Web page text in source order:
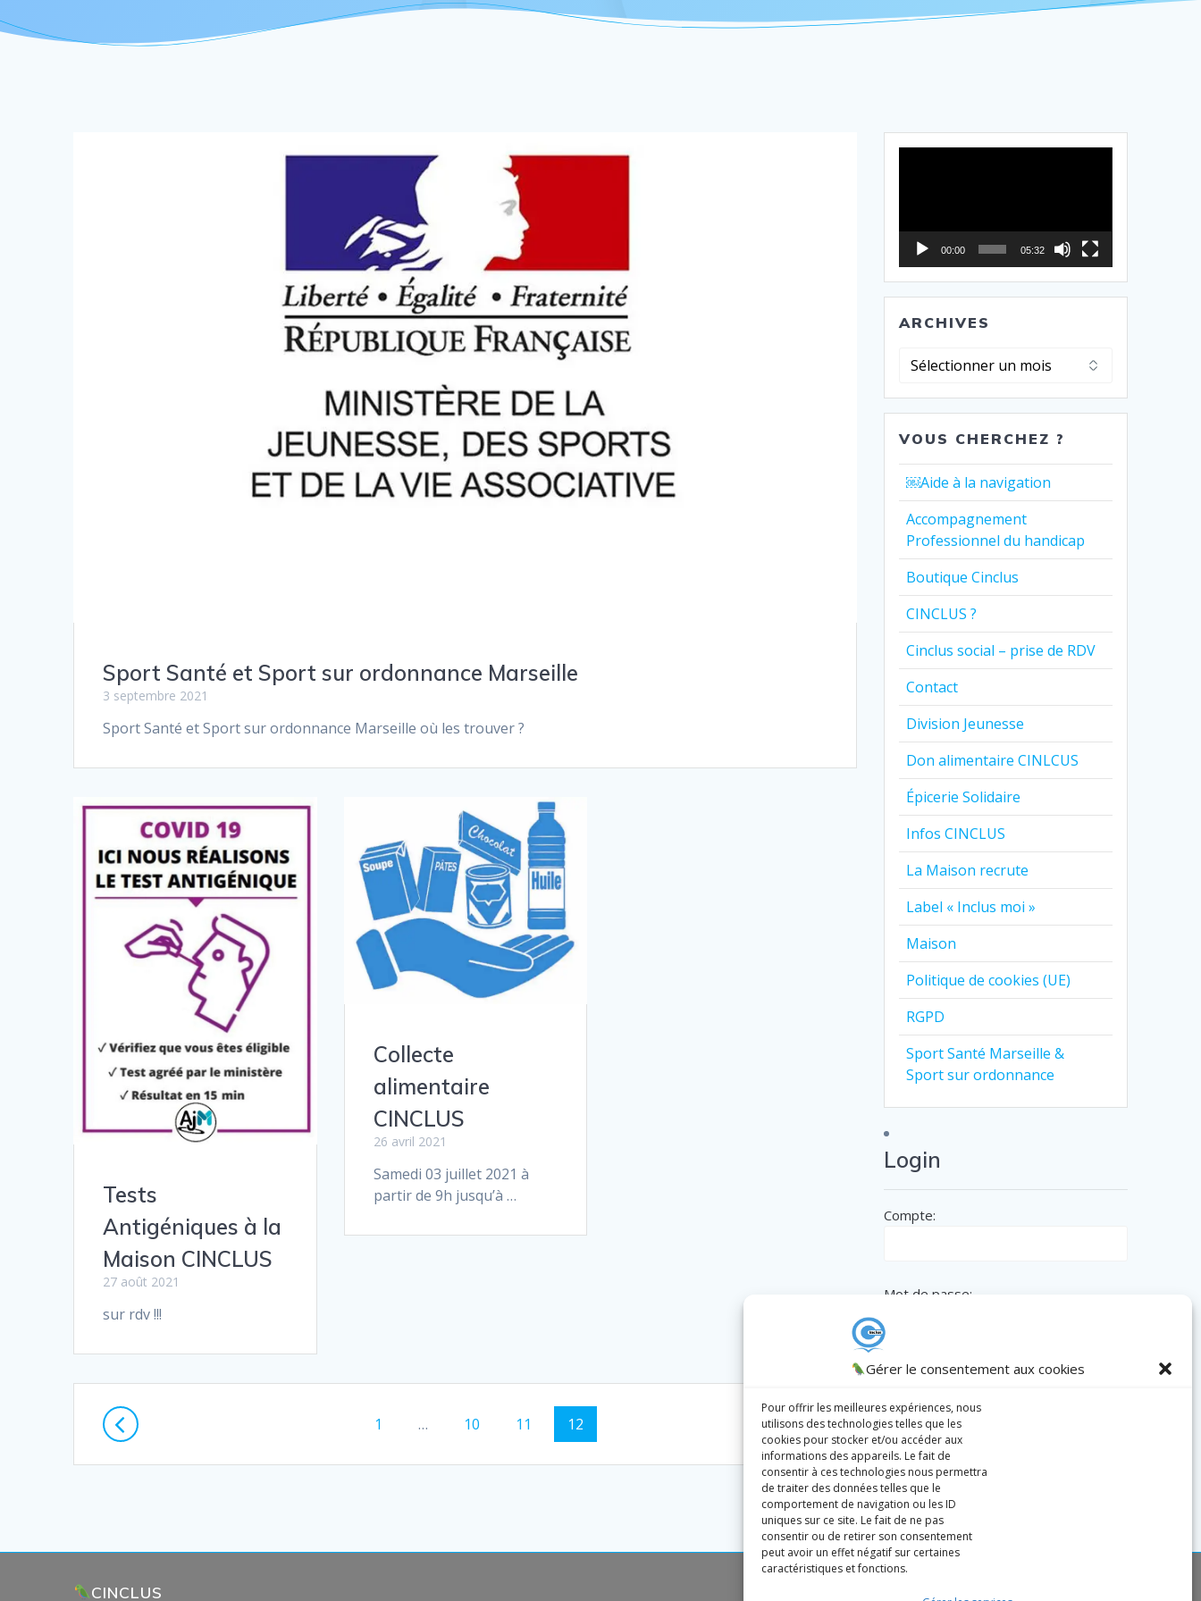
Gérer le consentement aux cookies
Pour offrir les meilleures expériences, nous
utilisons des technologies telles que les
cookies pour stocker et/ou accéder aux
informations des appareils. Le fait de
consentir à ces technologies nous permettra
de traiter des données telles que le
comportement de navigation ou les ID
uniques sur ce site. Le fait de ne pas
consentir ou de retirer son consentement
peut avoir un effet négatif sur certaines
caractéristiques et fonctions.
Sport Santé et Sport sur ordonnance Marseille
3 septembre 2021
Sport Santé et Sport sur ordonnance Marseille où les trouver ?
Tests
Antigéniques à la
Maison CINCLUS
27 août 2021
sur rdv !!!
Collecte
alimentaire
CINCLUS
26 avril 2021
Samedi 03 juillet 2021 à
partir de 9h jusqu’à …
Posts
navigation
Page
1 … Page
10 Page
11 Page
12
00:00 05:32
ARCHIVES
Archives
VOUS CHERCHEZ ?
￼Aide à la navigation
Accompagnement
Professionnel du handicap
Boutique Cinclus
CINCLUS ?
Cinclus social – prise de RDV
Contact
Division Jeunesse
Don alimentaire CINLCUS
Épicerie Solidaire
Infos CINCLUS
La Maison recrute
Label « Inclus moi »
Maison
Politique de cookies (UE)
RGPD
Sport Santé Marseille &
Sport sur ordonnance
Login
Compte:
Mot de passe:
Remember me
Register|
CINCLUS